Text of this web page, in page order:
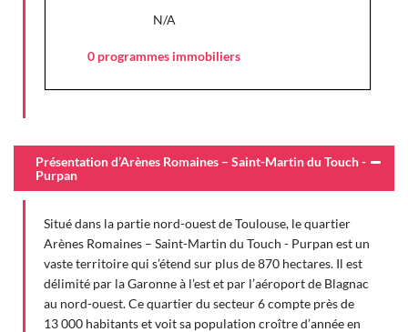
N/A
0 programmes immobiliers
Présentation d’Arènes Romaines – Saint-Martin du Touch -
Purpan
Situé dans la partie nord-ouest de Toulouse, le quartier
Arènes Romaines – Saint-Martin du Touch - Purpan est un
vaste territoire qui s’étend sur plus de 870 hectares. Il est
délimité par la Garonne à l’est et par l’aéroport de Blagnac
au nord-ouest. Ce quartier du secteur 6 compte près de
13 000 habitants et voit sa population croître d’année en